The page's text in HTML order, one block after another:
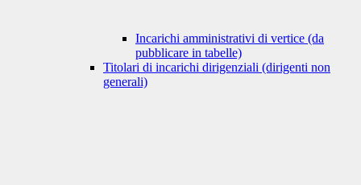
Incarichi amministrativi di vertice (da
pubblicare in tabelle)
Titolari di incarichi dirigenziali (dirigenti non
generali)